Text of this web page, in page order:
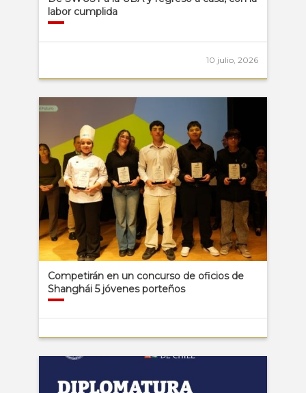
labor cumplida
10 julio, 2026
Competirán en un concurso de oficios de
Shanghái 5 jóvenes porteños